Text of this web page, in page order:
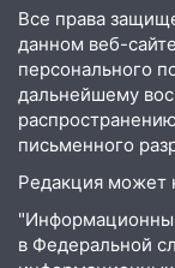
знойный и
06:00 Под
пострадал
иномарки
05:00
второй
быть
Все права
данном веб-
персонального
дальнейшему
письменного
Редакция может
в Федеральной